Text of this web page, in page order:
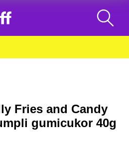
Fries and Candy
gumicukor 40g